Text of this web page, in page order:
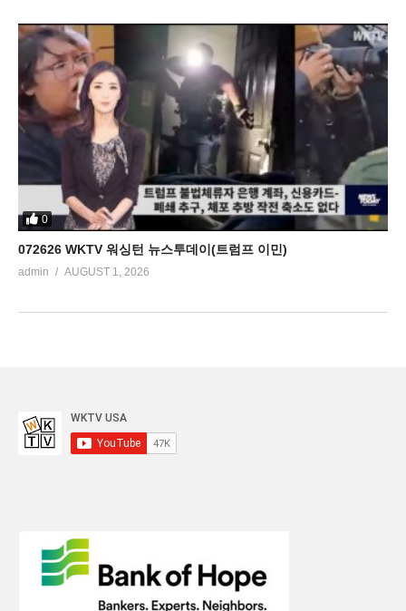
0
072626 WKTV 워싱턴 뉴스투데이(트럼프 이민)
admin AUGUST 1, 2026